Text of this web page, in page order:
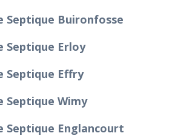
Septique Buironfosse
Septique Erloy
Septique Effry
Septique Wimy
Septique Englancourt